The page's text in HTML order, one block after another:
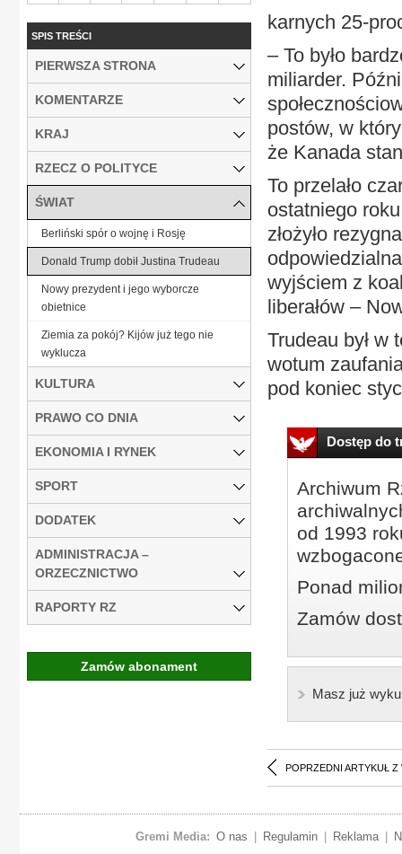
karnych 25-
– To było
miliarder.
postów, w
że Kanada
To przelało
ostatniego
złożyło
wyjściem z
liberałów –
Trudeau był w
wotum
pod koniec
Dostęp do
Archiwum
od 1993
Ponad
Zamów
Masz już
POPRZEDNI ARTYKUŁ Z
SPIS TREŚCI
PIERWSZA STRONA
KOMENTARZE
KRAJ
RZECZ O POLITYCE
ŚWIAT
Berliński spór o wojnę i Rosję
Donald Trump dobił Justina Trudeau
Nowy prezydent i jego wyborcze
obietnice
Ziemia za pokój? Kijów już tego nie
wyklucza
KULTURA
PRAWO CO DNIA
EKONOMIA I RYNEK
SPORT
DODATEK
ADMINISTRACJA –
ORZECZNICTWO
RAPORTY RZ
Zamów abonament
Gremi Media: O nas Regulamin Reklama